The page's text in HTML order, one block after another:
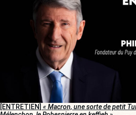
[ENTRETIEN] « Macron, une sorte de petit